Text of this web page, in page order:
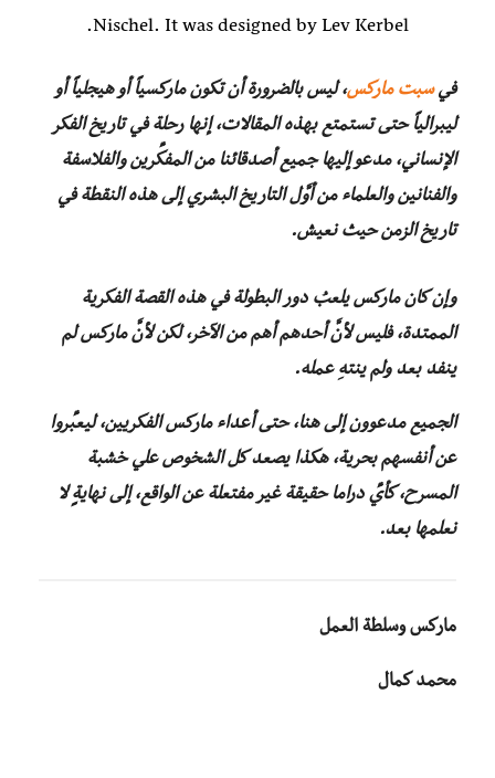
Nischel. It was designed by Lev Kerbel.
فيسبت ماركس، ليس بالضرورة أن تكون ماركسياً أو هيجلياً أو
ليبرالياً حتى تستمتع بهذه المقالات، إنها رحلة في تاريخ الفكر
الإنساني، مدعو إليها جميع أصدقائنا من المفكِّرين والفلاسفة
والفنانين والعلماء من أوَّل التاريخ البشري إلى هذه النقطة في
تاريخ الزمن حيث نعيش.
وإن كان ماركس يلعبُ دور البطولة في هذه القصة الفكرية
الممتدة، فليس لأنَّ أحدهم أهم من الآخر، لكن لأنَّ ماركس لم
ينفد بعد ولم ينتهِ عمله.
الجميع مدعوون إلى هنا، حتى أعداء ماركس الفكريين، ليعبِّروا
عن أنفسهم بحرية، هكذا يصعد كل الشخوص علي خشبة
المسرح، كأيِّ دراما حقيقة غير مفتعلة عن الواقع، إلى نهايةٍ لا
نعلمها بعد.
ماركس وسلطة العمل
محمد كمال